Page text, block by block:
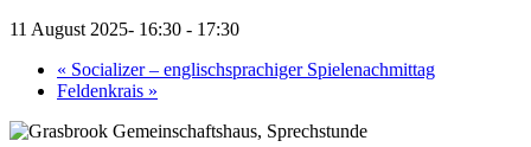
11 August 2025- 16:30 - 17:30
« Socializer – englischsprachiger Spielenachmittag
Feldenkrais »